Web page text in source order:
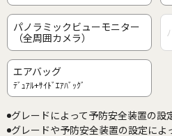
パノラミックビューモニター
（全周囲カメラ）
エアバッグ
ﾃﾞｭｱﾙ+ｻｲﾄﾞｴｱﾊﾞｯｸﾞ
グレードによって予防安全装置の設
グレードや予防安全装置の設定に